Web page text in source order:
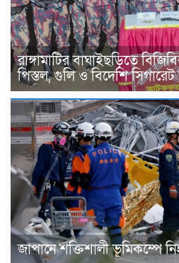
রাঙ্গামাটির বাঘাইছড়িতে
পিস্তল, গুলি ও বিদেশি সিগারেট
জাপানে শক্তিশালী ভূমিকম্পে